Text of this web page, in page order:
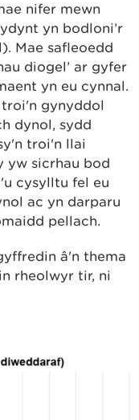
nifer mewn
yn bodloni’r
Mae safleoedd
diogel’ ar gyfer
yn eu cynnal.
gynyddol
dynol, sydd
troi'n llai
yw sicrhau bod
cysylltu fel eu
ac yn darparu
pellach.
â'n thema
rheolwyr tir, ni